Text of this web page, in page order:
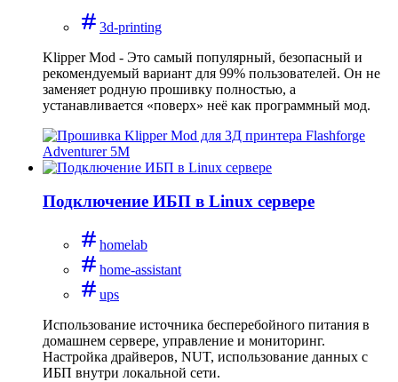
3d-printing
Klipper Mod - Это самый популярный, безопасный и
рекомендуемый вариант для 99% пользователей. Он не
заменяет родную прошивку полностью, а
устанавливается «поверх» неё как программный мод.
Подключение ИБП в Linux сервере
homelab
home-assistant
ups
Использование источника бесперебойного питания в
домашнем сервере, управление и мониторинг.
Настройка драйверов, NUT, использование данных с
ИБП внутри локальной сети.